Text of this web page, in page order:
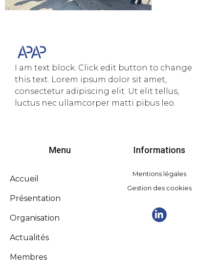
I am text block. Click edit button to change
this text. Lorem ipsum dolor sit amet,
consectetur adipiscing elit. Ut elit tellus,
luctus nec ullamcorper matti pibus leo.
Menu
Accueil
Présentation
Organisation
Actualités
Membres
Informations
Mentions légales
Gestion des cookies